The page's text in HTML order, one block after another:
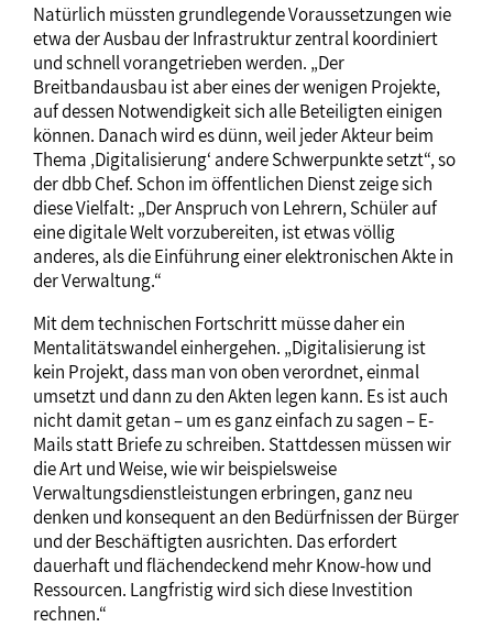
Natürlich müssten grundlegende Voraussetzungen wie
etwa der Ausbau der Infrastruktur zentral koordiniert
und schnell vorangetrieben werden. „Der
Breitbandausbau ist aber eines der wenigen Projekte,
auf dessen Notwendigkeit sich alle Beteiligten einigen
können. Danach wird es dünn, weil jeder Akteur beim
Thema ‚Digitalisierung‘ andere Schwerpunkte setzt“, so
der dbb Chef. Schon im öffentlichen Dienst zeige sich
diese Vielfalt: „Der Anspruch von Lehrern, Schüler auf
eine digitale Welt vorzubereiten, ist etwas völlig
anderes, als die Einführung einer elektronischen Akte in
der Verwaltung.“
Mit dem technischen Fortschritt müsse daher ein
Mentalitätswandel einhergehen. „Digitalisierung ist
kein Projekt, dass man von oben verordnet, einmal
umsetzt und dann zu den Akten legen kann. Es ist auch
nicht damit getan – um es ganz einfach zu sagen – E-
Mails statt Briefe zu schreiben. Stattdessen müssen wir
die Art und Weise, wie wir beispielsweise
Verwaltungsdienstleistungen erbringen, ganz neu
denken und konsequent an den Bedürfnissen der Bürger
und der Beschäftigten ausrichten. Das erfordert
dauerhaft und flächendeckend mehr Know-how und
Ressourcen. Langfristig wird sich diese Investition
rechnen.“